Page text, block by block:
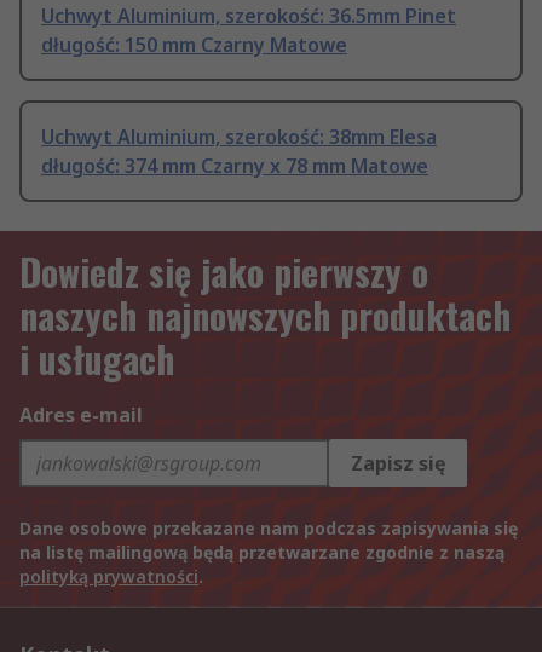
Uchwyt Aluminium, szerokość: 36.5mm Pinet
długość: 150 mm Czarny Matowe
Uchwyt Aluminium, szerokość: 38mm Elesa
długość: 374 mm Czarny x 78 mm Matowe
Dowiedz się jako pierwszy o
naszych najnowszych produktach
i usługach
Adres e-mail
Zapisz się
Dane osobowe przekazane nam podczas zapisywania się
na listę mailingową będą przetwarzane zgodnie z naszą
polityką prywatności.